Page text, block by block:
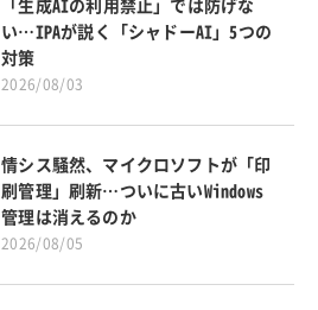
「生成AIの利用禁止」では防げな
い…IPAが説く「シャドーAI」5つの
対策
2026/08/03
情シス騒然、マイクロソフトが「印
刷管理」刷新…ついに古いWindows
管理は消えるのか
2026/08/05